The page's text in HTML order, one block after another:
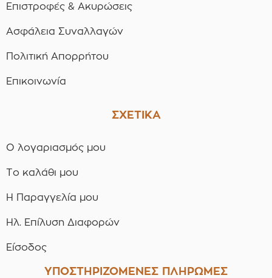
Επιστροφές & Ακυρώσεις
Ασφάλεια Συναλλαγών
Πολιτική Απορρήτου
Επικοινωνία
ΣΧΕΤΙΚΑ
Ο λογαριασμός μου
Το καλάθι μου
Η Παραγγελία μου
Ηλ. Επίλυση Διαφορών
Είσοδος
ΥΠΟΣΤΗΡΙΖΟΜΕΝΕΣ ΠΛΗΡΩΜΕΣ